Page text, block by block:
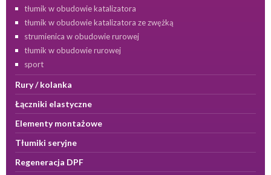
tłumik w obudowie katalizatora
tłumik w obudowie katalizatora ze zwężką
strumienica w obudowie rurowej
tłumik w obudowie rurowej
sport
Rury / kolanka
Łączniki elastyczne
Elementy montażowe
Tłumiki seryjne
Regeneracja DPF